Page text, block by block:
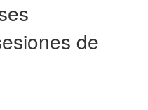
de